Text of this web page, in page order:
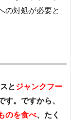
の対処が必要と
とジャンクフー
す。ですから、
のを食べ、たく